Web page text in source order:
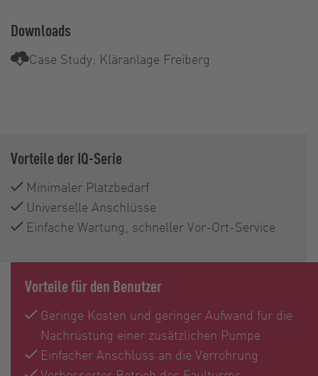
Downloads
Case Study: Kläranlage Freiberg
Vorteile der IQ-Serie
Minimaler Platzbedarf
Universelle Anschlüsse
Einfache Wartung, schneller Vor-Ort-Service
Vorteile für den Benutzer
Geringe Kosten und geringer Aufwand für die
Nachrüstung einer zusätzlichen Pumpe
Einfacher Anschluss an die Verrohrung